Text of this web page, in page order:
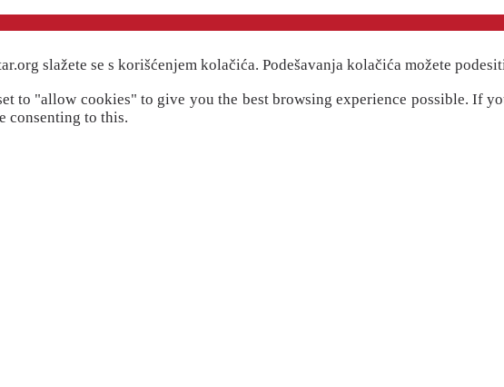
slažete se s korišćenjem kolačića. Podešavanja kolačića možete
to "allow cookies" to give you the best browsing experience possible. If
consenting to this.